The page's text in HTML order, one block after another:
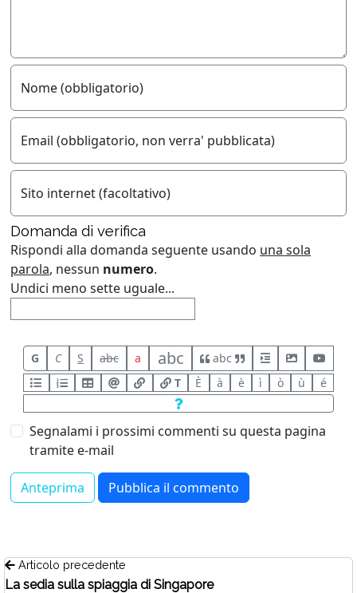
Nome (obbligatorio)
Email (obbligatorio, non verra' pubblicata)
Sito internet (facoltativo)
Domanda di verifica
Rispondi alla domanda seguente usando una sola
parola, nessun numero.
Undici meno sette uguale...
G C S abc a abc
abc
T
È à è ì ò ù é
Segnalami i prossimi commenti su questa pagina
tramite e-mail
Articolo precedente
La sedia sulla spiaggia di Singapore